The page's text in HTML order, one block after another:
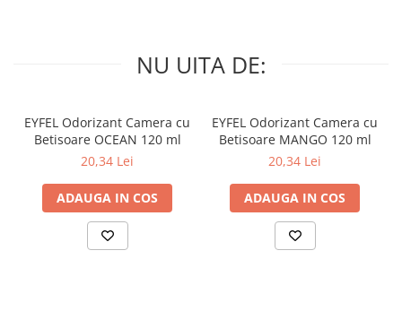
NU UITA DE:
EYFEL Odorizant Camera cu
Betisoare OCEAN 120 ml
20,34 Lei
ADAUGA IN COS
EYFEL Odorizant Camera cu
Betisoare MANGO 120 ml
20,34 Lei
ADAUGA IN COS